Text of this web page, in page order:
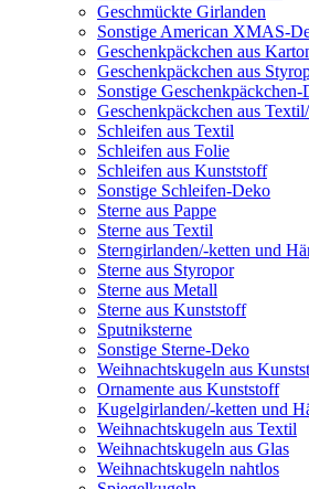
Geschmückte Girlanden
Sonstige American XMAS-
Geschenkpäckchen aus
Geschenkpäckchen aus
Sonstige Geschenkpäckchen-
Geschenkpäckchen aus
Schleifen aus Textil
Schleifen aus Folie
Schleifen aus Kunststoff
Sonstige Schleifen-Deko
Sterne aus Pappe
Sterne aus Textil
Sterngirlanden/-ketten und
Sterne aus Styropor
Sterne aus Metall
Sterne aus Kunststoff
Sputniksterne
Sonstige Sterne-Deko
Weihnachtskugeln aus
Ornamente aus Kunststoff
Kugelgirlanden/-ketten und
Weihnachtskugeln aus Textil
Weihnachtskugeln aus Glas
Weihnachtskugeln nahtlos